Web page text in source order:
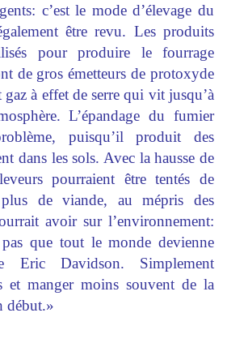
c’est le mode d’élevage du
être revu. Les produits
pour produire le fourrage
de gros émetteurs de protoxyde
gaz à effet de serre qui vit jusqu’à
L’épandage du fumier
puisqu’il produit des
dans les sols. Avec la hausse de
pourraient être tentés de
de viande, au mépris des
avoir sur l’environnement:
que tout le monde devienne
Eric Davidson. Simplement
et manger moins souvent de la
début.»